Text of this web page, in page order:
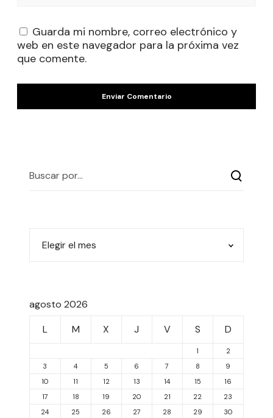
Guarda mi nombre, correo electrónico y
web en este navegador para la próxima vez
que comente.
agosto 2026
L
M X J V S D
1
2
3
4 5 6 7 8
9
10
11 12 13 14 15
16
17
18 19 20 21 22
23
24
25 26 27 28 29 30